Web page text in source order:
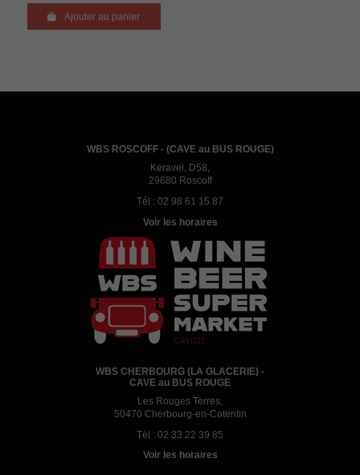
Ajouter au panier
WBS ROSCOFF - (CAVE au BUS ROUGE)
Keravel, D58,
29680 Roscoff
Tél : 02 98 61 15 87
Voir les horaires
WBS CHERBOURG (LA GLACERIE) -
CAVE au BUS ROUGE
Les Rouges Terres,
50470 Cherbourg-en-Cotentin
Tél : 02 33 22 39 85
Voir les horaires